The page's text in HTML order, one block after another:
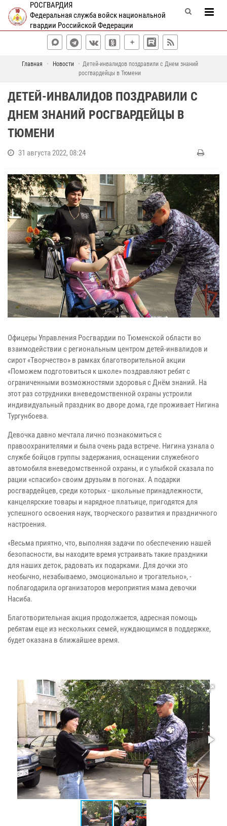
РОСГВАРДИЯ
Федеральная служба войск национальной
гвардии Российской Федерации
Главная Новости
Детей-инвалидов поздравили с Днем знаний
росгвардейцы в Тюмени
ДЕТЕЙ-ИНВАЛИДОВ ПОЗДРАВИЛИ С
ДНЕМ ЗНАНИЙ РОСГВАРДЕЙЦЫ В
ТЮМЕНИ
31 августа 2022, 08:24
Офицеры Управления Росгвардии по Тюменской области во
взаимодействии с региональным центром детей-инвалидов и
сирот «Творчество» в рамках благотворительной акции
«Поможем подготовиться к школе» поздравляют ребят с
ограниченными возможностями здоровья с Днём знаний. На
этот раз сотрудники вневедомственной охраны устроили
индивидуальный праздник во дворе дома, где проживает Нигина
Тургунбоева.
Девочка давно мечтала лично познакомиться с
правоохранителями и была очень рада встрече. Нигина узнала о
службе бойцов группы задержания, оснащении служебного
автомобиля вневедомственной охраны, и с улыбкой сказала по
рации «спасибо» своим друзьям в погонах. А подарки
росгвардейцев, среди которых - школьные принадлежности,
канцелярские товары и нарядное платьице, пригодятся для
успешного освоения наук, творческого развития и праздничного
настроения.
«Весьма приятно, что, выполняя задачи по обеспечению нашей
безопасности, вы находите время устраивать такие праздники
для наших деток, радовать их подарками. Для дочки это
необычно, незабываемо, эмоционально и трогательно», -
поблагодарила организаторов мероприятия мама девочки
Насиба.
Благотворительная акция продолжается, адресная помощь
ребятам еще из нескольких семей, нуждающимся в поддержке,
будет оказана в ближайшее время.